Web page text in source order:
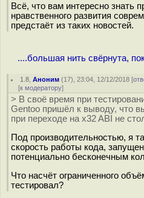
Всё, что вам интересно знать
нравственного развития
предстаёт из таких новостей.
....большая нить свёрнута,
1.8 ,Аноним (17), 23:04, 12/12/2018 [
[к модератору]
> В своё время при
Gentoo пришёл к выводу, что
при переходе на x32 ABI не
Под производительностью, я
скорость работы кода,
потенциально бесконечным
Что насчёт ограниченного
тестировал?